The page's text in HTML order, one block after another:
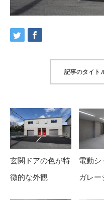
記事のタイト
玄関ドアの色が特
徴的な外観
電動シ
ガレー